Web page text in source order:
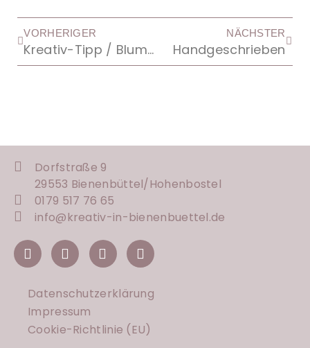
VORHERIGER
Kreativ-Tipp / Blumenblätter mit Handstanze Heißluftballon
NÄCHSTER
Handgeschrieben
Dorfstraße 9
29553 Bienenbüttel/Hohenbostel
0179 517 76 65
info@kreativ-in-bienenbuettel.de
Datenschutzerklärung
Impressum
Cookie-Richtlinie (EU)